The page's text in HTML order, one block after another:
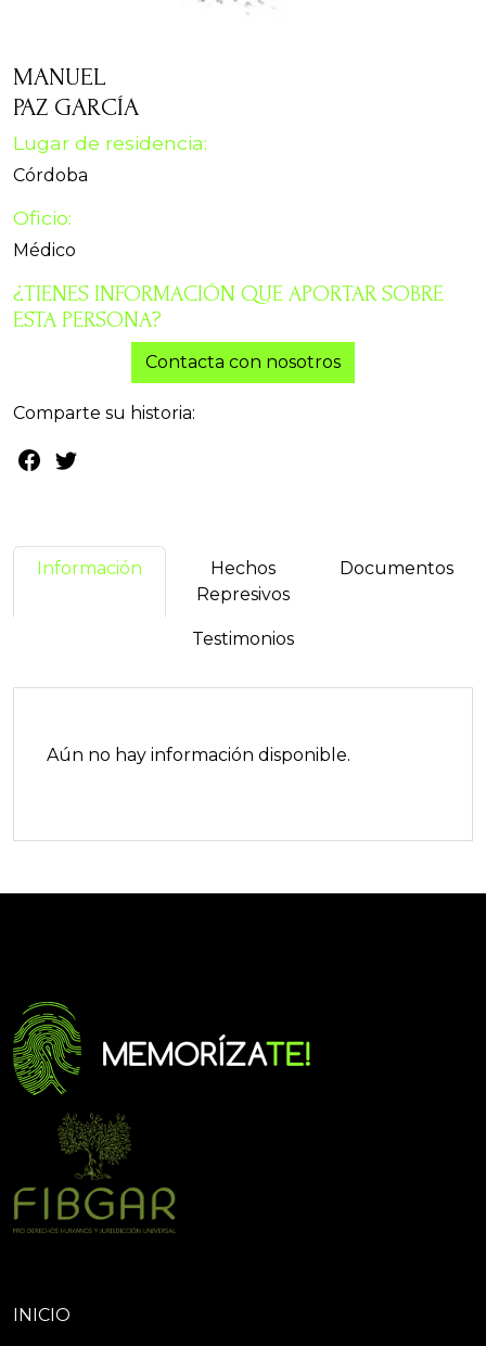
MANUEL
PAZ GARCÍA
Lugar de residencia:
Córdoba
Oficio:
Médico
¿TIENES INFORMACIÓN QUE APORTAR SOBRE
ESTA PERSONA?
Contacta con nosotros
Comparte su historia:
Información
Hechos
Represivos
Documentos
Testimonios
Aún no hay información disponible.
INICIO